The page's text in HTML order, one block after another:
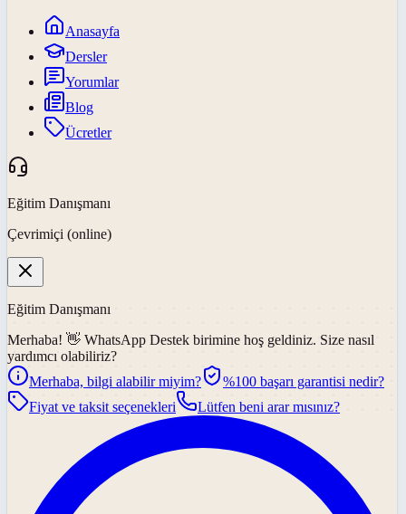
Anasayfa
Dersler
Yorumlar
Blog
Ücretler
Eğitim Danışmanı
Çevrimiçi (online)
Eğitim Danışmanı
Merhaba! 👋 WhatsApp Destek birimine hoş geldiniz. Size nasıl
yardımcı olabiliriz?
Merhaba, bilgi alabilir miyim?
%100 başarı garantisi nedir?
Fiyat ve taksit seçenekleri
Lütfen beni arar mısınız?